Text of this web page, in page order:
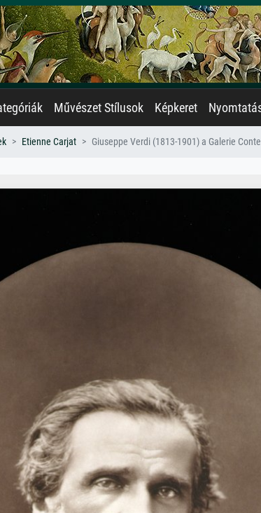
Művészet Stílusok Képkeret
Etienne Carjat Giuseppe Verdi (1813-1901) a Galerie